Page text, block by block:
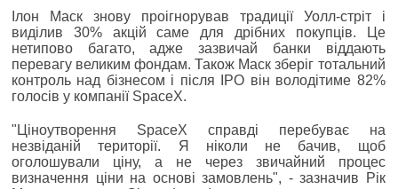
Ілон Маск знову проігнорував традиції Уолл-стріт і
виділив 30% акцій саме для дрібних покупців. Це
нетипово багато, адже зазвичай банки віддають
перевагу великим фондам. Також Маск зберіг тотальний
контроль над бізнесом і після IPO він володітиме 82%
голосів у компанії SpaceX.
"Ціноутворення SpaceX справді перебуває на
незвіданій території. Я ніколи не бачив, щоб
оголошували ціну, а не через звичайний процес
визначення ціни на основі замовлень", - зазначив Рік